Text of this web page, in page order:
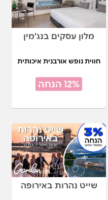
מלון עסקים בנג'מין
חווית נופש אורבנית איכותית
12% הנחה
שייט נהרות באירופה